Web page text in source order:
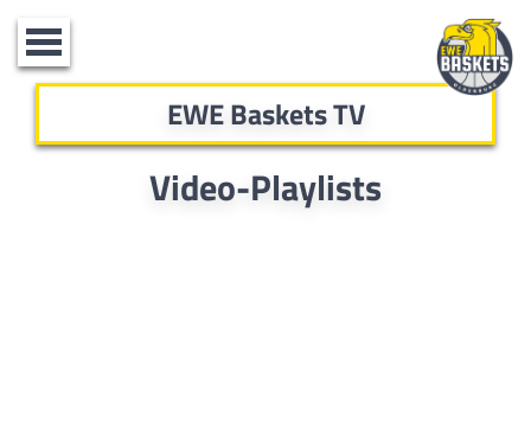
Toggle
navigation
EWE Baskets TV
Video-Playlists